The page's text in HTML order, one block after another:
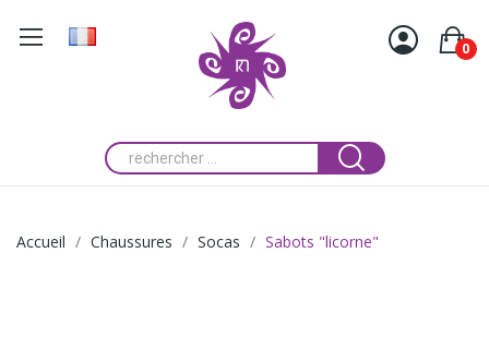
0
Accueil Chaussures Socas Sabots "licorne"